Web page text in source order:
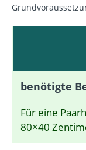
benötigte
Für eine
80×40